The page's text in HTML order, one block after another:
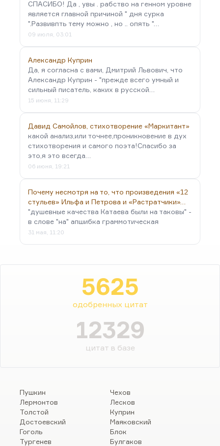
СПАСИБО! Да , увы . рабство на генном уровне
является главной причиной " дня сурка
".Развивпть тему можно , но .. опять "…
09 июля, 03:01
Александр Куприн
Да, я согласна с вами, Дмитрий Львович, что
Александр Куприн - "прежде всего умный и
сильный писатель, каких в русской…
15 июня, 11:29
Давид Самойлов, стихотворение «Маркитант»
какой анализ,или точнее,проникновение в дух
стихотворения и самого поэта!Спасибо за
это,я это всегда…
06 июня, 19:21
Почему несмотря на то, что произведения «12
стульев» Ильфа и Петрова и «Растратчики»…
"душевные качества Катаева были на таковы" -
в слове "на" апшибка граммотическая
31 мая, 11:20
5625
одобренных цитат
12329
цитат в базе
Пушкин
Лермонтов
Толстой
Достоевский
Гоголь
Тургенев
Чехов
Лесков
Куприн
Маяковский
Блок
Булгаков